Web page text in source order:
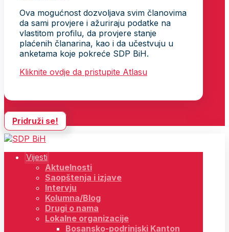
Ova mogućnost dozvoljava svim članovima
da sami provjere i ažuriraju podatke na
vlastitom profilu, da provjere stanje
plaćenih članarina, kao i da učestvuju u
anketama koje pokreće SDP BiH.
Kliknite ovdje da pristupite Atlasu
Pridruži se!
Vijesti
Aktuelnosti
Saopštenja i izjave
Intervju
Kolumna/Blog
Drugi o nama
Lokalne organizacije
Bosansko-podrinjski Kanton